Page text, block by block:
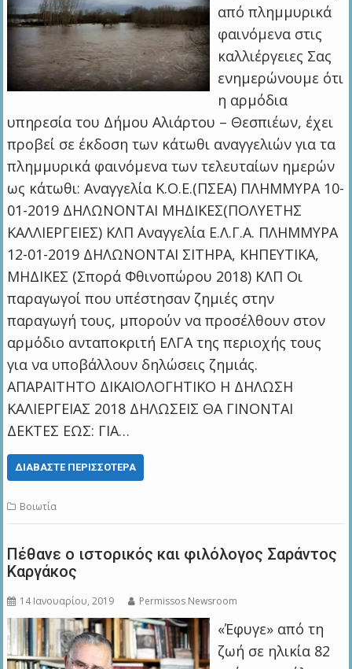
από πλημμυρικά
φαινόμενα στις
καλλιέργειες Σας
ενημερώνουμε ότι
η αρμόδια
υπηρεσία του Δήμου Αλιάρτου – Θεσπιέων, έχει
προβεί σε έκδοση των κάτωθι αναγγελιών για τα
πλημμυρικά φαινόμενα των τελευταίων ημερών
ως κάτωθι: Αναγγελία Κ.Ο.Ε.(ΠΣΕΑ) ΠΛΗΜΜΥΡΑ 10-
01-2019 ΔΗΛΩΝΟΝΤΑΙ ΜΗΔΙΚΕΣ(ΠΟΛΥΕΤΗΣ
ΚΑΛΛΙΕΡΓΕΙΕΣ) ΚΛΠ Αναγγελία Ε.Λ.Γ.Α. ΠΛΗΜΜΥΡΑ
12-01-2019 ΔΗΛΩΝΟΝΤΑΙ ΣΙΤΗΡΑ, ΚΗΠΕΥΤΙΚΑ,
ΜΗΔΙΚΕΣ (Σπορά Φθινοπώρου 2018) ΚΛΠ Οι
παραγωγοί που υπέστησαν ζημιές στην
παραγωγή τους, μπορούν να προσέλθουν στον
αρμόδιο ανταποκριτή ΕΛΓΑ της περιοχής τους
για να υποβάλλουν δηλώσεις ζημιάς.
ΑΠΑΡΑΙΤΗΤΟ ΔΙΚΑΙΟΛΟΓΗΤΙΚΟ Η ΔΗΛΩΣΗ
ΚΑΛΙΕΡΓΕΙΑΣ 2018 ΔΗΛΩΣΕΙΣ ΘΑ ΓΙΝΟΝΤΑΙ
ΔΕΚΤΕΣ ΕΩΣ: ΓΙΑ…
ΔΙΑΒΆΣΤΕ ΠΕΡΙΣΣΌΤΕΡΑ
Βοιωτία
Πέθανε ο ιστορικός και φιλόλογος Σαράντος
Καργάκος
14 Ιανουαρίου, 2019 Permissos Newsroom
«Έφυγε» από τη
ζωή σε ηλικία 82